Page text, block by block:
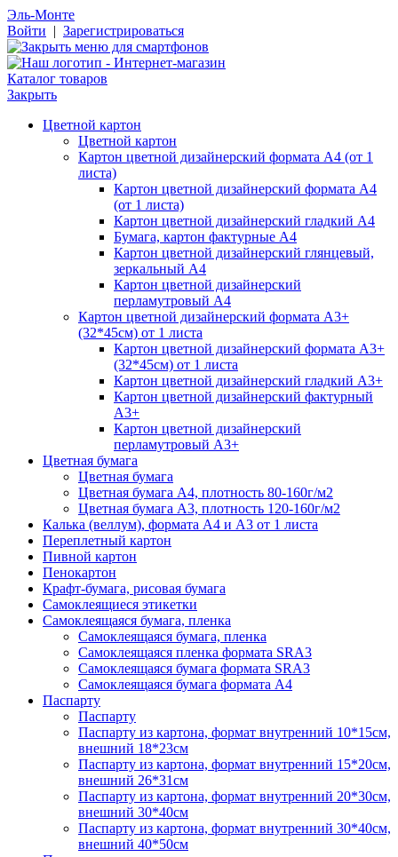
Эль-Монте
Войти | Зарегистрироваться
Каталог товаров
Закрыть
Цветной картон
Цветной картон
Картон цветной дизайнерский формата А4 (от 1
листа)
Картон цветной дизайнерский формата А4
(от 1 листа)
Картон цветной дизайнерский гладкий А4
Бумага, картон фактурные А4
Картон цветной дизайнерский глянцевый,
зеркальный А4
Картон цветной дизайнерский
перламутровый А4
Картон цветной дизайнерский формата А3+
(32*45см) от 1 листа
Картон цветной дизайнерский формата А3+
(32*45см) от 1 листа
Картон цветной дизайнерский гладкий А3+
Картон цветной дизайнерский фактурный
А3+
Картон цветной дизайнерский
перламутровый А3+
Цветная бумага
Цветная бумага
Цветная бумага А4, плотность 80-160г/м2
Цветная бумага А3, плотность 120-160г/м2
Калька (веллум), формата А4 и А3 от 1 листа
Переплетный картон
Пивной картон
Пенокартон
Крафт-бумага, рисовая бумага
Самоклеящиеся этикетки
Самоклеящаяся бумага, пленка
Самоклеящаяся бумага, пленка
Самоклеящаяся пленка формата SRА3
Самоклеящаяся бумага формата SRА3
Самоклеящаяся бумага формата А4
Паспарту
Паспарту
Паспарту из картона, формат внутренний 10*15см,
внешний 18*23см
Паспарту из картона, формат внутренний 15*20см,
внешний 26*31см
Паспарту из картона, формат внутренний 20*30см,
внешний 30*40см
Паспарту из картона, формат внутренний 30*40см,
внешний 40*50см